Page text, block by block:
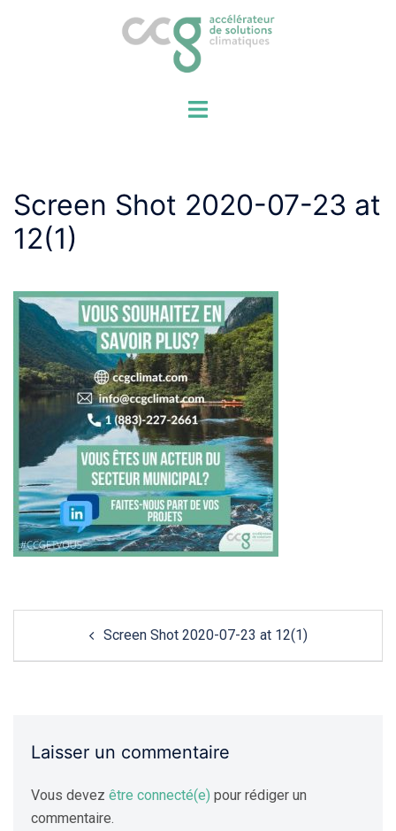
Screen Shot 2020-07-23 at
12(1)
l'article
Screen Shot 2020-07-23 at 12(1)
Laisser un commentaire
Vous devez être connecté(e) pour rédiger un
commentaire.